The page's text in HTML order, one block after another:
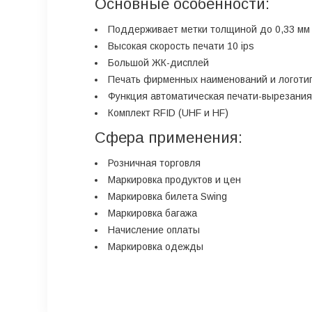
Основные особенности:
Поддерживает метки толщиной до 0,33 мм
Высокая скорость печати 10 ips
Большой ЖК-дисплей
Печать фирменных наименований и
Функция автоматическая печати-вырезания
Комплект RFID (UHF и HF)
Сфера применения:
Розничная торговля
Маркировка продуктов и цен
Маркировка билета Swing
Маркировка багажа
Начисление оплаты
Маркировка одежды